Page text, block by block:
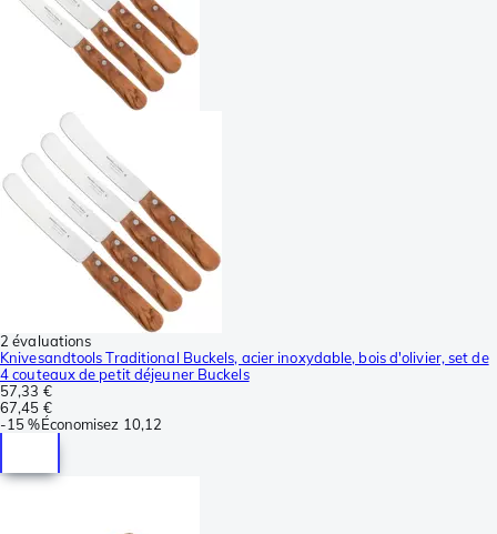
2 évaluations
Knivesandtools Traditional Buckels, acier inoxydable, bois d'olivier, set de
4 couteaux de petit déjeuner Buckels
57,33 €
67,45 €
-15 %Économisez 10,12